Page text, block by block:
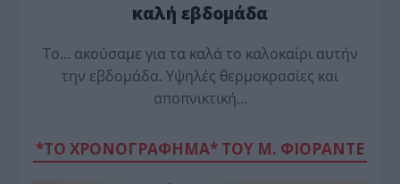
καλή εβδομάδα
Το… ακούσαμε για τα καλά το καλοκαίρι αυτήν
την εβδομάδα. Υψηλές θερμοκρασίες και
αποπνικτική…
*ΤΟ ΧΡΟΝΟΓΡΑΦΗΜΑ* ΤΟΥ Μ. ΦΙΟΡΆΝΤΕ